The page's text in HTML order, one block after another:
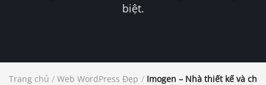
biệt.
Trang chủ / Web WordPress Đẹp / Imogen – Nhà thiết kế và